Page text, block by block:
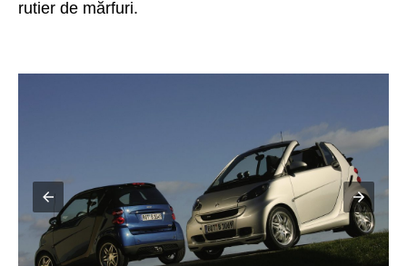
rutier de mărfuri.